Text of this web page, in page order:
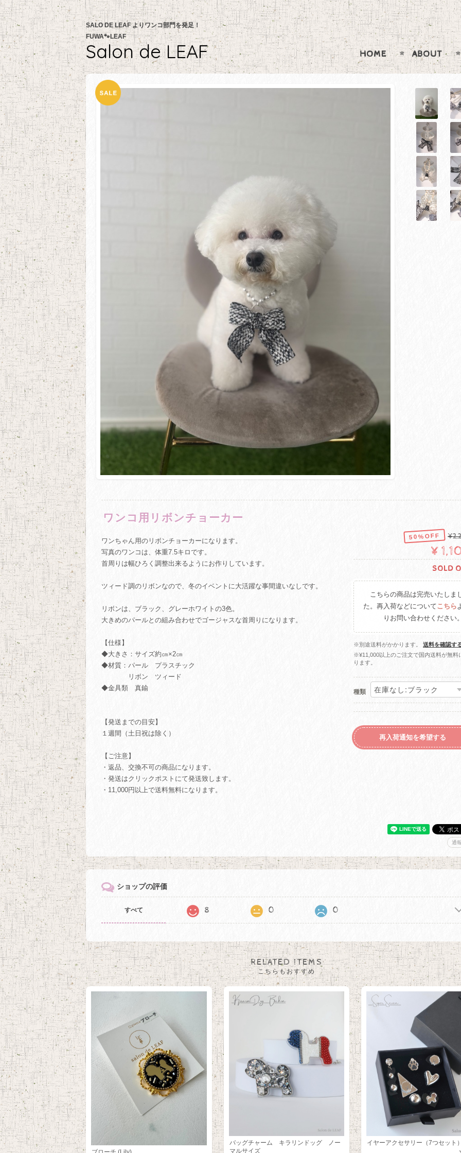
SALO DE LEAF よりワンコ部門を発足！
FUWA🐾LEAF
Salon de LEAF HOME ABOUT
ワンコ用リボンチョーカー
ワンちゃん用のリボンチョーカーになります。
写真のワンコは、体重7.5キロです。
首周りは幅ひろく調整出来るようにお作りしています。
ツィード調のリボンなので、冬のイベントに大活躍な事間違いなしです。
リボンは、ブラック、グレーホワイトの3色。
大きめのパールとの組み合わせでゴージャスな首周りになります。
【仕様】
◆大きさ：サイズ約㎝×2㎝
◆材質：パール プラスチック
リボン ツィード
◆金具類 真鍮
【発送までの目安】
１週間（土日祝は除く）
【ご注意】
・返品、交換不可の商品になります。
・発送はクリックポストにて発送致します。
・11,000円以上で送料無料になります。
50%OFF
SOLD
こちらの商品は完売いたしま
た。再入荷などについてこちら
りお問い合わせください
※別途送料がかかります。
送料を確認す
※¥11,000以上のご注文で国内送料が無料
ります。
種類
再入荷通知を希望する
通
ショップの評価
すべて 8 0 0
RELATED ITEMS
こちらもおすすめ
バッグチャーム キラリンドッグ ノー
マルサイズ
イヤーアクセサリー（7つセット